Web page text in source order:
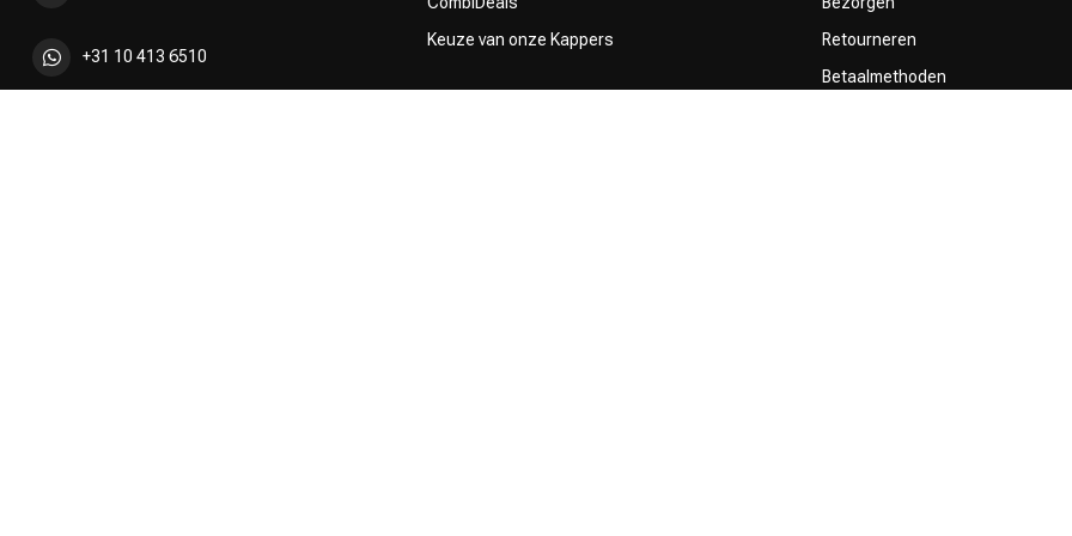
+31 10 413 6510
Keuze van onze Kappers
Retourneren
Betaalmethoden